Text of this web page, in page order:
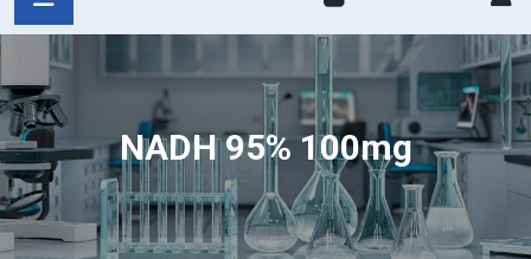
NADH 95% 100mg